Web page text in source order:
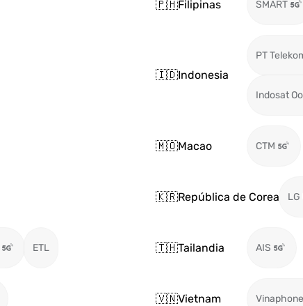
🇵🇭Filipinas SMART
🇮🇩Indonesia
PT
Indosat
🇲🇴Macao CTM
🇰🇷República de Corea LG
ETL 🇹🇭Tailandia AIS
🇻🇳Vietnam Vinaphone